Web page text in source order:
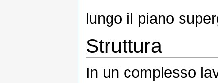
lungo il piano
Struttura
In un complesso